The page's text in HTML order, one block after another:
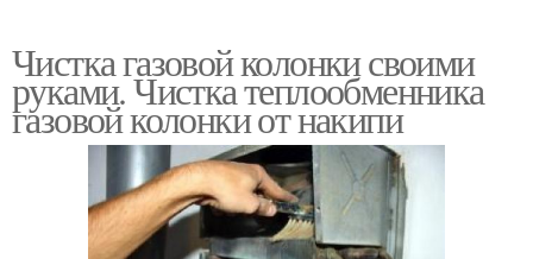
Чистка газовой колонки своими
руками. Чистка теплообменника
газовой колонки от накипи